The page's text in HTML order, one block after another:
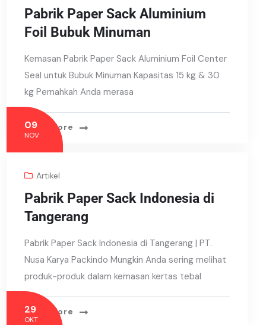
Pabrik Paper Sack Aluminium
Foil Bubuk Minuman
Kemasan Pabrik Paper Sack Aluminium Foil Center
Seal untuk Bubuk Minuman Kapasitas 15 kg & 30
kg Pernahkah Anda merasa
Read More
09
NOV
Artikel
Pabrik Paper Sack Indonesia di
Tangerang
Pabrik Paper Sack Indonesia di Tangerang | PT.
Nusa Karya Packindo Mungkin Anda sering melihat
produk-produk dalam kemasan kertas tebal
Read More
29
OKT